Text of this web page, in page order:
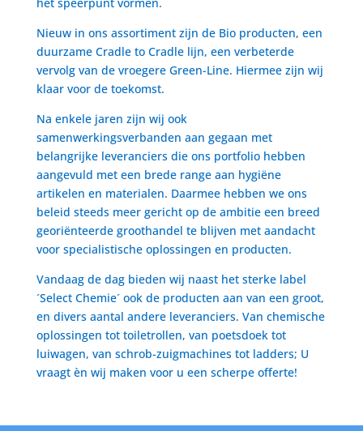
Nieuw in ons assortiment zijn de Bio producten, een
duurzame Cradle to Cradle lijn, een verbeterde
vervolg van de vroegere Green-Line. Hiermee zijn wij
klaar voor de toekomst.
Na enkele jaren zijn wij ook
samenwerkingsverbanden aan gegaan met
belangrijke leveranciers die ons portfolio hebben
aangevuld met een brede range aan hygiëne
artikelen en materialen. Daarmee hebben we ons
beleid steeds meer gericht op de ambitie een breed
georiënteerde groothandel te blijven met aandacht
voor specialistische oplossingen en producten.
Vandaag de dag bieden wij naast het sterke label
´Select Chemie´ ook de producten aan van een groot,
en divers aantal andere leveranciers. Van chemische
oplossingen tot toiletrollen, van poetsdoek tot
luiwagen, van schrob-zuigmachines tot ladders; U
vraagt èn wij maken voor u een scherpe offerte!